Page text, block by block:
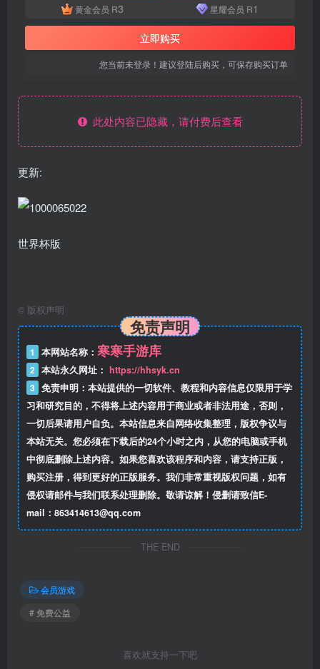
黄金会员 R3 星耀会员 R1
立即购买
您当前未登录！建议登陆后购买，可保存购买订单
此处内容已隐藏，请付费后查看
更新:
世界杯版
© 版权声明
免责声明
1 本网站名称： 寒寒手游库
2 本站永久网址： https://hhsyk.cn
3 免责申明：本站提供的一切软件、教程和内容信息仅限用于学
习和研究目的，不得将上述内容用于商业或者非法用途，否则，
一切后果请用户自负。本站信息来自网络收集整理，版权争议与
本站无关。您必须在下载后的24个小时之内，从您的电脑或手机
中彻底删除上述内容。如果您喜欢该程序和内容，请支持正版，
购买注册，得到更好的正版服务。我们非常重视版权问题，如有
侵权请邮件与我们联系处理删除。敬请谅解！侵删请致信E-
mail：863414613@qq.com
THE END
会员游戏
# 免费公益
喜欢就支持一下吧